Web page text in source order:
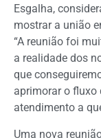
Esgalha,
mostrar a união
“A reunião foi
a realidade dos
que
aprimorar o
atendimento a
Uma nova